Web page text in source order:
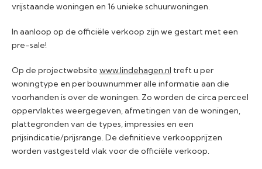
vrijstaande woningen en 16 unieke schuurwoningen.
In aanloop op de officiële verkoop zijn we gestart met een
pre-sale!
Op de projectwebsite www.lindehagen.nl treft u per
woningtype en per bouwnummer alle informatie aan die
voorhanden is over de woningen. Zo worden de circa perceel
oppervlaktes weergegeven, afmetingen van de woningen,
plattegronden van de types, impressies en een
prijsindicatie/prijsrange. De definitieve verkoopprijzen
worden vastgesteld vlak voor de officiële verkoop.